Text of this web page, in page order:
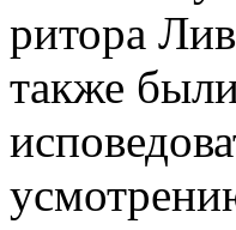
ритора
также